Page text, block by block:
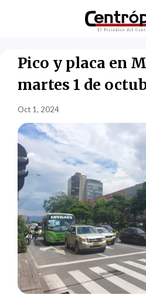
Pico y placa en
martes 1 de
Oct 1, 2024